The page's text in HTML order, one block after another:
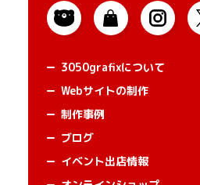
3050grafixについて
Webサイトの制作
制作事例
ブログ
イベント出店情報